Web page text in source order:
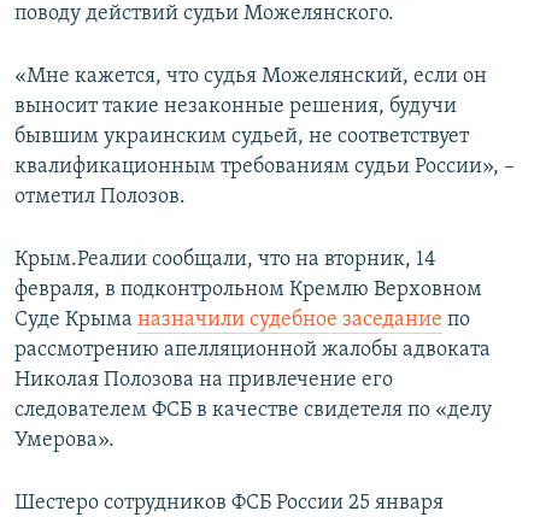
поводу действий судьи Можелянского.
«Мне кажется, что судья Можелянский, если он
выносит такие незаконные решения, будучи
бывшим украинским судьей, не соответствует
квалификационным требованиям судьи России», –
отметил Полозов.
Крым.Реалии сообщали, что на вторник, 14
февраля, в подконтрольном Кремлю Верховном
Суде Крыма назначили судебное заседание по
рассмотрению апелляционной жалобы адвоката
Николая Полозова на привлечение его
следователем ФСБ в качестве свидетеля по «делу
Умерова».
Шестеро сотрудников ФСБ России 25 января